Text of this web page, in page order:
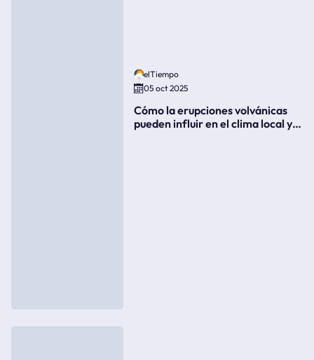
elTiempo
05 oct 2025
Cómo la erupciones volvánicas
pueden influir en el clima local y